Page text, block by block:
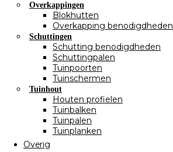
Overkappingen
Blokhutten
Overkapping benodigdheden
Schuttingen
Schutting benodigdheden
Schuttingpalen
Tuinpoorten
Tuinschermen
Tuinhout
Houten profielen
Tuinbalken
Tuinpalen
Tuinplanken
Overig